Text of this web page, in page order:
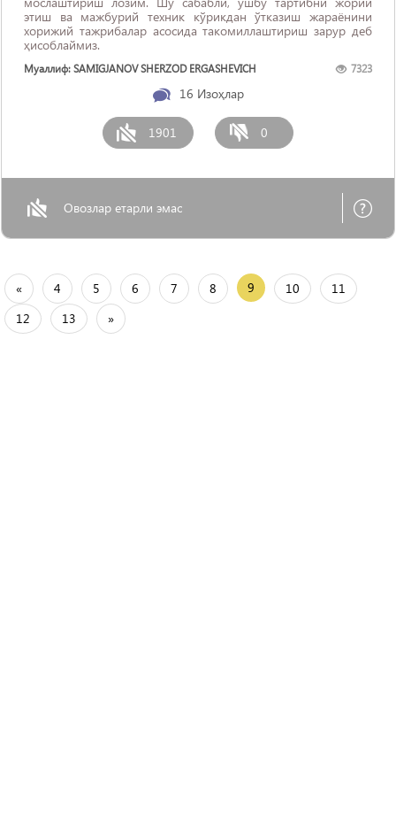
этиш ва мажбурий техник кўрикдан ўтказиш жараёнини
хорижий тажрибалар асосида такомиллаштириш зарур деб
ҳисоблаймиз.
Муаллиф: SAMIGJANOV SHERZOD ERGASHEVICH 7323
16 Изоҳлар
1901 0
Овозлар етарли эмас
« 4 5 6 7 8 9 10
11
12
13 »